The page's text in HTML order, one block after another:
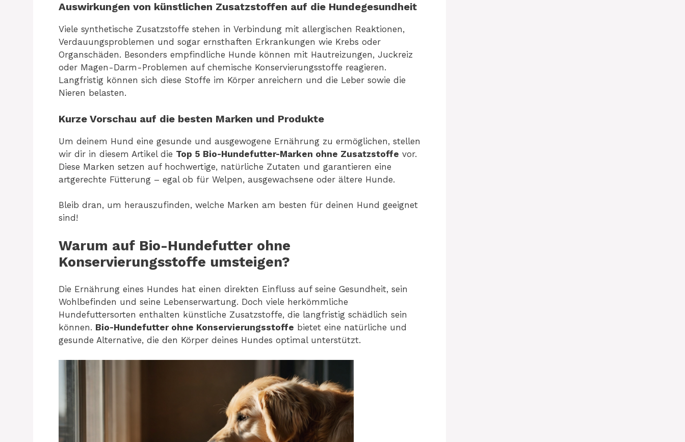
Auswirkungen von künstlichen Zusatzstoffen auf die Hundegesundheit
Viele synthetische Zusatzstoffe stehen in Verbindung mit allergischen Reaktionen,
Verdauungsproblemen und sogar ernsthaften Erkrankungen wie Krebs oder
Organschäden. Besonders empfindliche Hunde können mit Hautreizungen, Juckreiz
oder Magen-Darm-Problemen auf chemische Konservierungsstoffe reagieren.
Langfristig können sich diese Stoffe im Körper anreichern und die Leber sowie die
Nieren belasten.
Kurze Vorschau auf die besten Marken und Produkte
Um deinem Hund eine gesunde und ausgewogene Ernährung zu ermöglichen, stellen
wir dir in diesem Artikel die Top 5 Bio-Hundefutter-Marken ohne Zusatzstoffe vor.
Diese Marken setzen auf hochwertige, natürliche Zutaten und garantieren eine
artgerechte Fütterung – egal ob für Welpen, ausgewachsene oder ältere Hunde.
Bleib dran, um herauszufinden, welche Marken am besten für deinen Hund geeignet
sind!
Warum auf Bio-Hundefutter ohne
Konservierungsstoffe umsteigen?
Die Ernährung eines Hundes hat einen direkten Einfluss auf seine Gesundheit, sein
Wohlbefinden und seine Lebenserwartung. Doch viele herkömmliche
Hundefuttersorten enthalten künstliche Zusatzstoffe, die langfristig schädlich sein
können. Bio-Hundefutter ohne Konservierungsstoffe bietet eine natürliche und
gesunde Alternative, die den Körper deines Hundes optimal unterstützt.